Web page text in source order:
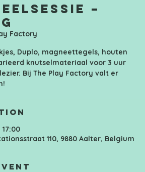
–
Factory
Duplo, magneettegels, houten
knutselmateriaal voor 3 uur
Bij The Play Factory valt er
17:00
110, 9880 Aalter, Belgium